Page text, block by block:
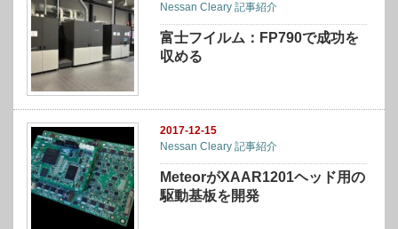
Nessan Cleary 記事紹介
富士フイルム：FP790で成功を
収める
2017-12-15
Nessan Cleary 記事紹介
MeteorがXAAR1201ヘッド用の
駆動基板を開発